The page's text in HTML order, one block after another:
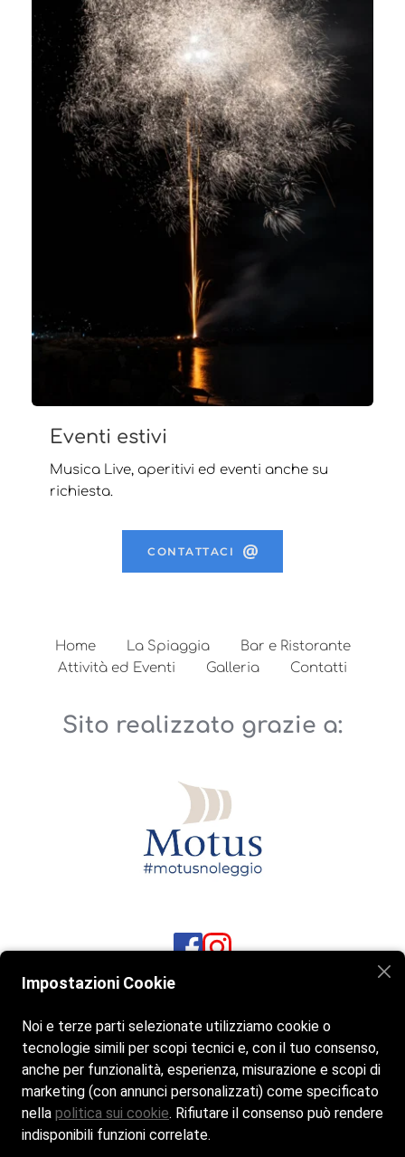
Eventi estivi
Musica Live, aperitivi ed eventi anche su
richiesta.
CONTATTACI
Home La Spiaggia
Bar e Ristorante
Attività ed Eventi
Galleria Contatti
Sito realizzato grazie a:
BAIANITA MORE THAN BEACH
Baianita - Lungomare Marconi 1,
17026 Noli SV
019 22 12 040
Se non rispondiamo scrivici un WhatsApp
Impostazioni Cookie
Noi e terze parti selezionate utilizziamo cookie o
tecnologie simili per scopi tecnici e, con il tuo consenso,
anche per funzionalità, esperienza, misurazione e scopi di
marketing (con annunci personalizzati) come specificato
nella politica sui cookie. Rifiutare il consenso può rendere
indisponibili funzioni correlate.